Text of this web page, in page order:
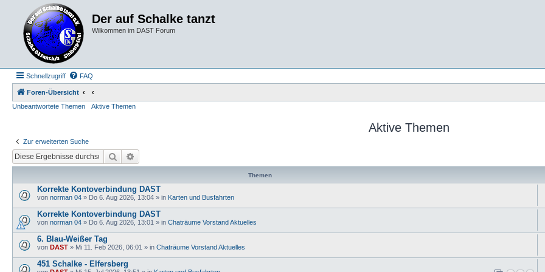
Der auf Schalke tanzt
Wilkommen im DAST Forum
Schnellzugriff FAQ
Foren-Übersicht
Unbeantwortete Themen
Aktive Themen
Aktive Themen
Zur erweiterten Suche
Suche
Themen
Korrekte Kontoverbindung DAST
von norman 04 » Do 6. Aug 2026, 13:04 » in Karten und Busfahrten
Korrekte Kontoverbindung DAST
von norman 04 » Do 6. Aug 2026, 13:01 » in Chaträume Vorstand Aktuelles
6. Blau-Weißer Tag
von DAST » Mi 11. Feb 2026, 06:01 » in Chaträume Vorstand Aktuelles
451 Schalke - Elfersberg